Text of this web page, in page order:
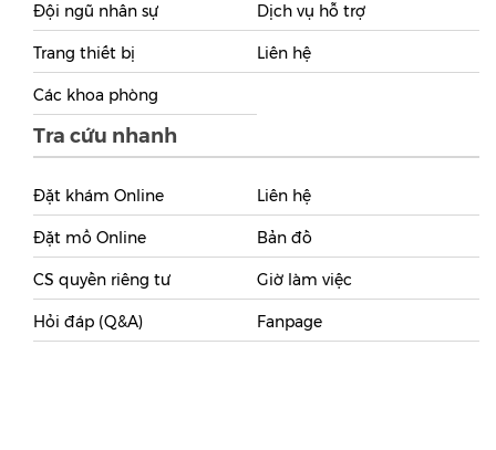
Đội ngũ nhân sự
Trang thiết bị
Các khoa phòng
Dịch vụ hỗ trợ
Liên hệ
Tra cứu nhanh
Đặt khám Online
Đặt mổ Online
CS quyền riêng tư
Hỏi đáp (Q&A)
Liên hệ
Bản đồ
Giờ làm việc
Fanpage